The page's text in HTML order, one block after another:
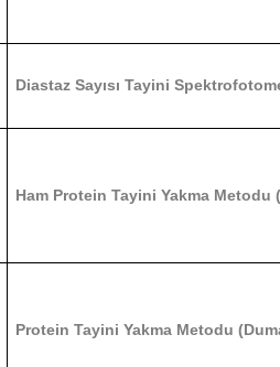
Diastaz Sayısı Tayini
Ham Protein Tayini Yakma Metodu
Protein Tayini Yakma Metodu